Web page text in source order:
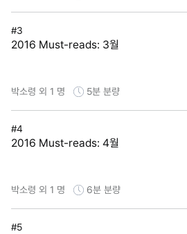
#3
2016 Must-reads: 3월
박소령 외 1 명 5분 분량
#4
2016 Must-reads: 4월
박소령 외 1 명 6분 분량
#5